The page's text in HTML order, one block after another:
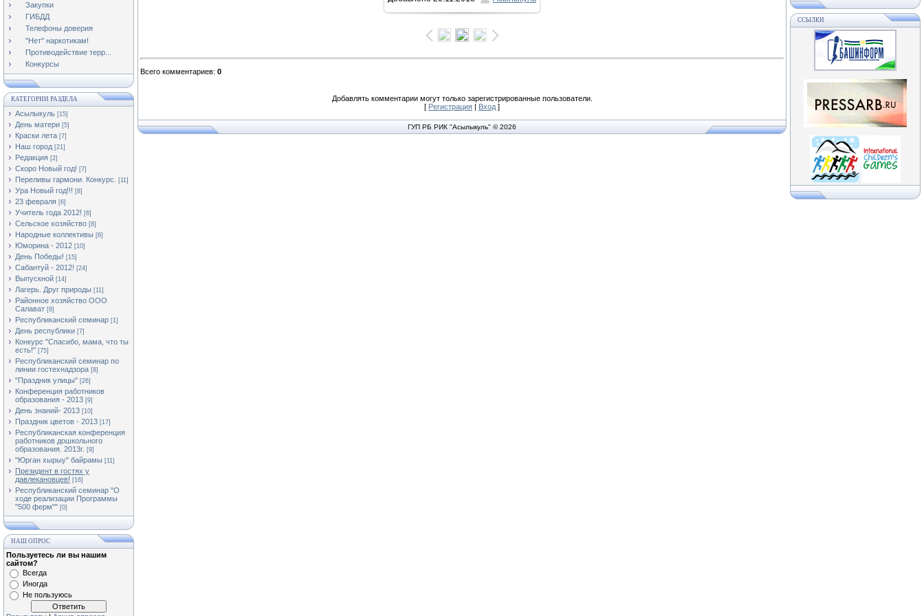
Закупки
ГИБДД
Телефоны доверия
"Нет" наркотикам!
Противодействие терр...
Конкурсы
КАТЕГОРИИ РАЗДЕЛА
Асылыкуль [15]
День матери [5]
Краски лета [7]
Наш город [21]
Редакция [2]
Скоро Новый год! [7]
Переливы гармони. Конкурс. [11]
Ура Новый год!!! [8]
23 февраля [6]
Учитель года 2012! [6]
Сельское хозяйство [8]
Народные коллективы [6]
Юморина - 2012 [10]
День Победы! [15]
Сабантуй - 2012! [24]
Выпускной [14]
Лагерь. Друг природы [11]
Районное хозяйство ООО
Салават [8]
Республиканский семинар [1]
День республики [7]
Конкурс "Спасибо, мама, что ты
есть!" [75]
Республиканский семинар по
линии гостехнадзора [8]
"Праздник улицы" [26]
Конференция работников
образования - 2013 [9]
День знаний- 2013 [10]
Праздник цветов - 2013 [17]
Республиканская конференция
работников дошкольного
образования. 2013г. [9]
"Юрган хырыу" байрамы [11]
Президент в гостях у
давлекановцев! [16]
Республиканский семинар "О
ходе реализации Программы
"500 ферм"" [0]
НАШ ОПРОС
Пользуетесь ли вы нашим
сайтом?
Всегда
Иногда
Не пользуюсь
1600x1066/ 171.7Kb
Всего комментариев: 0
Добавлять комментарии могут только зарегистрированные пользователи.
[ Регистрация | Вход ]
ГУП РБ РИК "Асылыкуль" © 2026
ССЫЛКИ